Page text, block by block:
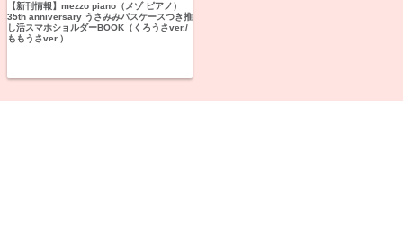
【新刊情報】mezzo piano（メゾ ピアノ）
35th anniversary うさみみパスケースつき推
し活スマホショルダーBOOK（くろうさver./
ももうさver.）